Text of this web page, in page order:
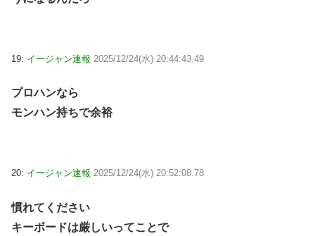
19: イージャン速報 2025/12/24(水) 20:44:43.49
プロハンなら
モンハン持ちで余裕
20: イージャン速報 2025/12/24(水) 20:52:08.78
慣れてください
キーボードは厳しいってことで